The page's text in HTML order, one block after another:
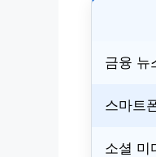
금융 뉴
스마트
소셜 미